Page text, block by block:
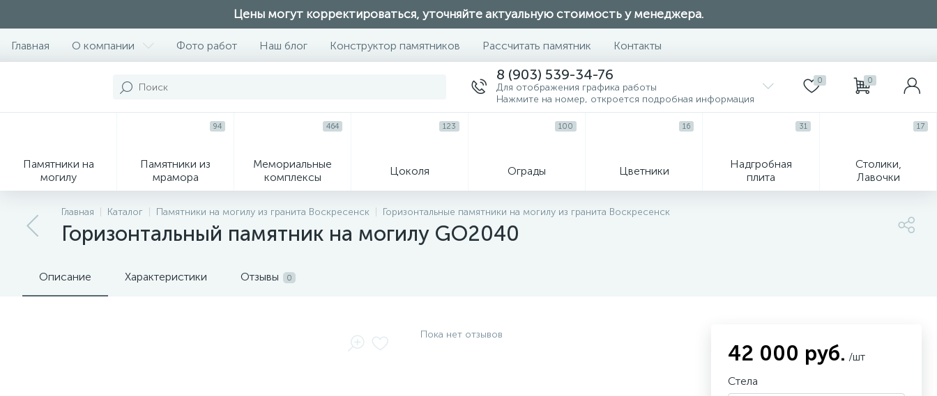
Цены могут корректироваться, уточняйте актуальную стоимость у менеджера.
Главная О компании Фото работ Наш блог Конструктор памятников Рассчитать памятник Контакты
8 (903) 539-34-76
Для отображения графика работы
Нажмите на номер, откроется подробная информация
0 0
Памятники на
могилу
Памятники из
мрамора
94
Мемориальные
комплексы
464
Цоколя
123
Ограды
100
Цветники
16
Надгробная
плита
31
Столики,
Лавочки
17
Главная Каталог Памятники на могилу из гранита Воскресенск Горизонтальные памятники на могилу из гранита Воскресенск
Горизонтальный памятник на могилу GO2040
Описание Характеристики Отзывы 0
Пока нет отзывов
42 000 руб. /шт
Стела